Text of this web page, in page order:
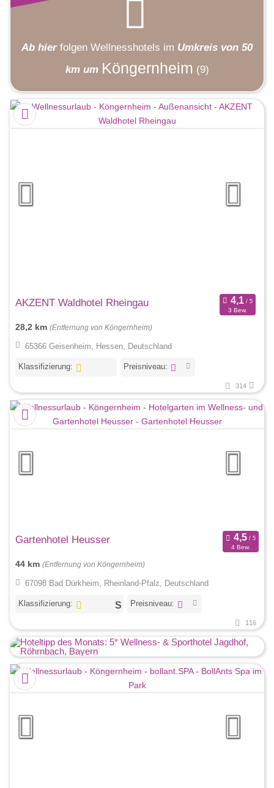
Ab hier folgen Wellnesshotels im Umkreis von 50
km um Köngernheim (9)
AKZENT Waldhotel Rheingau
3 Bew.
28,2 km (Entfernung von Köngernheim)
65366 Geisenheim, Hessen, Deutschland
Klassifizierung: Preisniveau:
314
Gartenhotel Heusser
4 Bew.
44 km (Entfernung von Köngernheim)
67098 Bad Dürkheim, Rheinland-Pfalz, Deutschland
Klassifizierung: Preisniveau:
116